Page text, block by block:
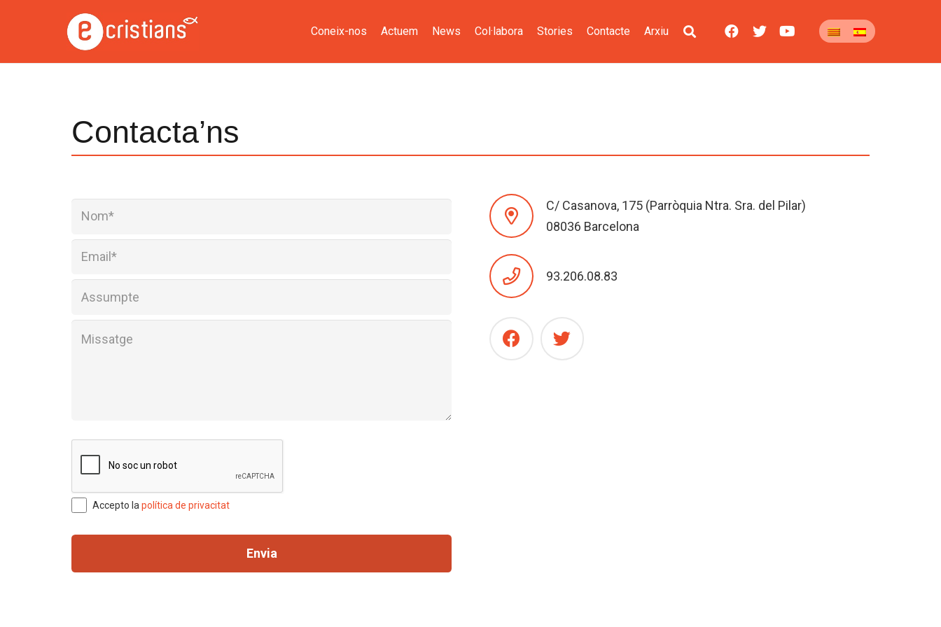
Coneix-nos Actuem News Col·labora Stories Contacte Arxiu
Contacta’ns
Accepto la política de privacitat
C/ Casanova, 175 (Parròquia Ntra. Sra. del Pilar)
08036 Barcelona
93.206.08.83